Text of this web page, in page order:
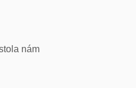
nám